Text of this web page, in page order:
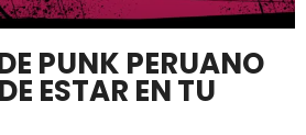
PUNK PERUANO
ESTAR EN TU